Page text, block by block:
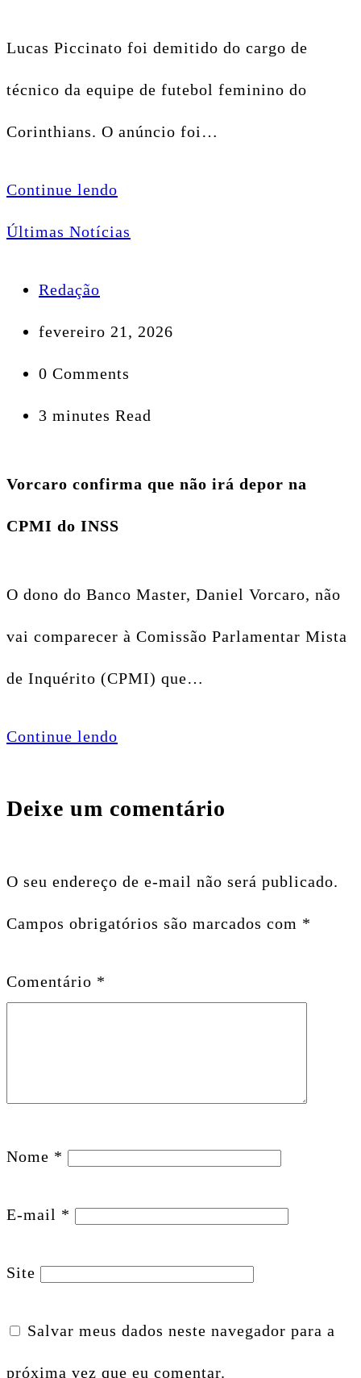
Lucas Piccinato foi demitido do cargo de
técnico da equipe de futebol feminino do
Corinthians. O anúncio foi…
Continue lendo
Últimas Notícias
Redação
fevereiro 21, 2026
0 Comments
3 minutes Read
Vorcaro confirma que não irá depor na
CPMI do INSS
O dono do Banco Master, Daniel Vorcaro, não
vai comparecer à Comissão Parlamentar Mista
de Inquérito (CPMI) que…
Continue lendo
Deixe um comentário
O seu endereço de e-mail não será publicado.
Campos obrigatórios são marcados com *
Comentário *
Nome *
E-mail *
Site
Salvar meus dados neste navegador para a
próxima vez que eu comentar.